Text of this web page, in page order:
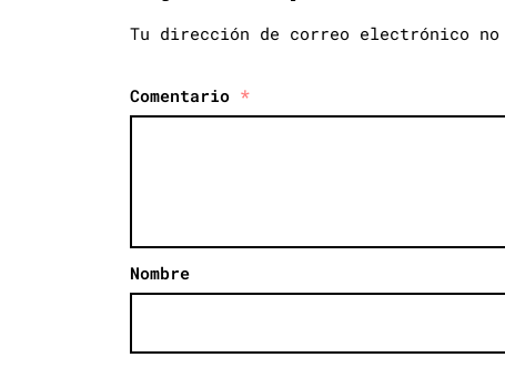
Tu dirección de correo electrónico
Comentario *
Nombre